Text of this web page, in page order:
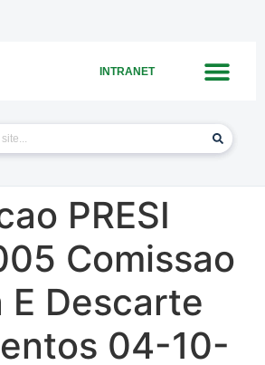
INTRANET
PRESI
Comissao
E Descarte
04-10-